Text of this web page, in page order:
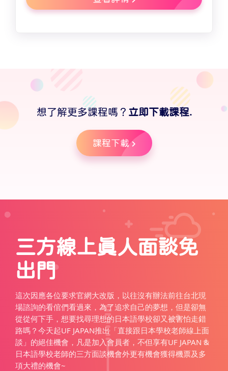
想了解更多課程嗎？ 立即下載課程.
課程下載
三方線上真人面談免
出門
這次因應各位要求官網大改版，以往沒有辦法前往台北現
場諮詢的看倌們看過來，為了追求自己的夢想，但是卻無
從從何下手，想要找尋理想的日本語學校卻又被害怕走錯
路嗎？今天起UF JAPAN推出「直接跟日本學校老師線上面
談」的絕佳機會，凡是加入會員者，不但享有UF JAPAN &
日本語學校老師的三方面談機會外更有機會獲得機票及多
項大禮的機會~